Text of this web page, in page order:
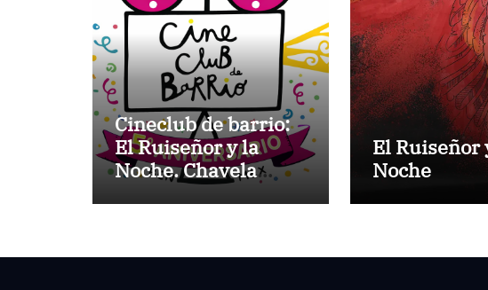
Cineclub de barrio:
El Ruiseñor y la
Noche. Chavela
Vargas canta a Lorca
El Ruiseñor
Noche